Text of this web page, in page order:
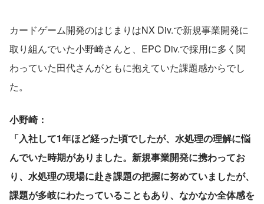
カードゲーム開発のはじまりはNX Div.で新規事業開発に
取り組んでいた小野崎さんと、EPC Div.で採用に多く関
わっていた田代さんがともに抱えていた課題感からでし
た。
小野崎：
「入社して1年ほど経った頃でしたが、水処理の理解に悩
んでいた時期がありました。新規事業開発に携わってお
り、水処理の現場に赴き課題の把握に努めていましたが、
課題が多岐にわたっていることもあり、なかなか全体感を